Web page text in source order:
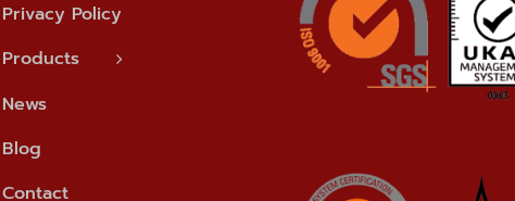
Privacy Policy
Products
News
Blog
Contact